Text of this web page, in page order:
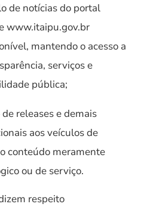
de notícias do portal
www.itaipu.gov.br
mantendo o acesso a
serviços e
pública;
releases e demais
aos veículos de
conteúdo meramente
ou de serviço.
respeito